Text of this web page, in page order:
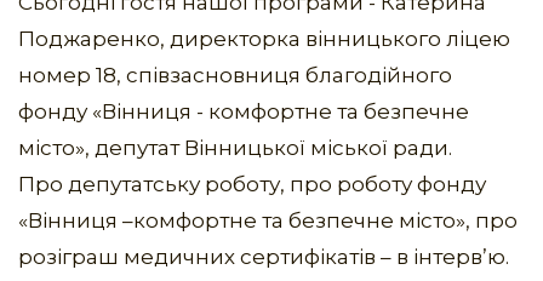
Поджаренко, директорка вінницького ліцею
номер 18, співзасновниця благодійного
фонду «Вінниця - комфортне та безпечне
місто», депутат Вінницької міської ради.
Про депутатську роботу, про роботу фонду
«Вінниця –комфортне та безпечне місто», про
розіграш медичних сертифікатів – в інтерв’ю.